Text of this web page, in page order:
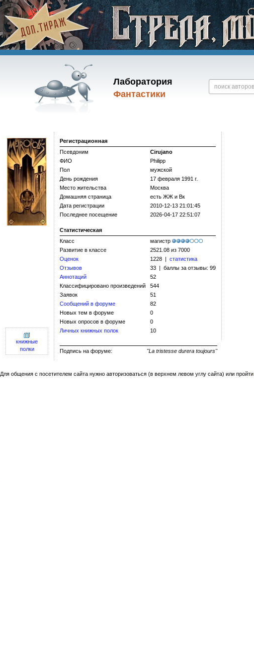
Лаборатория
Фантастики
Регистрационная
Псевдоним
Cirujano
ФИО
Philipp
Пол
мужской
День рождения
17 февраля 1991 г.
Место жительства
Москва
Домашняя страница
есть ЖЖ и Вк
Дата регистрации
2010-12-13 21:01:45
Последнее посещение
2026-04-17 22:51:07
Статистическая
Класс
магистр
Развитие в классе
2521.08 из 7000
Оценок
1228 | статистика
Отзывов
33 | баллы за отзывы: 99
Аннотаций
52
Классифицировано произведений
544
Заявок
51
Сообщений в форуме
82
Новых тем в форуме
0
Новых опросов в форуме
0
Личных книжных полок
10
книжные
полки
Подпись на форуме: "La tristesse durera toujours"
Для общения с посетителем сайта нужно авторизоваться (в верхнем левом углу сайта) или пройти